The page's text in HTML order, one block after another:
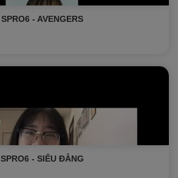
SPRO6 - AVENGERS
SPRO6 - SIÊU ĐẲNG